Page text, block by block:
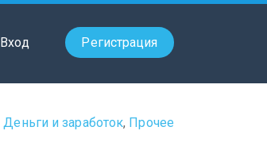
Вход Регистрация
Деньги и заработок, Прочее